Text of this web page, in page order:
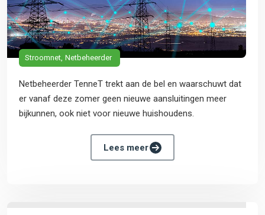
Stroomnet Netbeheerder
Netbeheerder TenneT trekt aan de bel en waarschuwt dat
er vanaf deze zomer geen nieuwe aansluitingen meer
bijkunnen, ook niet voor nieuwe huishoudens.
Lees meer